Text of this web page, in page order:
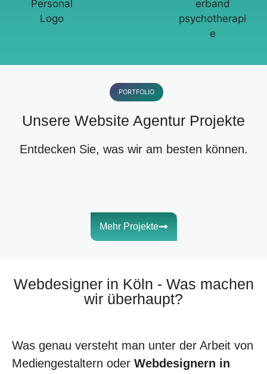
PORTFOLIO
Unsere Website Agentur Projekte
Entdecken Sie, was wir am besten können.
Zur Seite
Zur Seite
Zur Seite
Zur Seite
Zur Seite
Zur Seite
Mehr Projekte
Webdesigner in Köln - Was machen
wir überhaupt?
Was genau versteht man unter der Arbeit von
Mediengestaltern oder Webdesignern in